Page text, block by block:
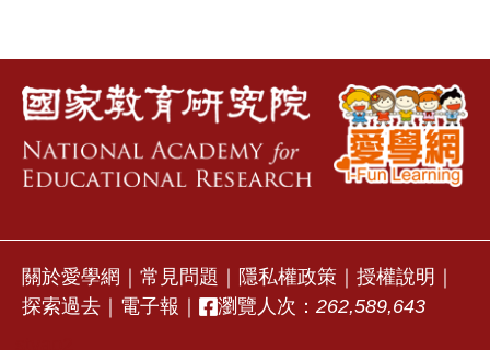
關於愛學網 常見問題 隱私權政策 授權說明
探索過去
電子報 瀏覽人次： 262,589,643